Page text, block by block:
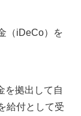
（iDeCo）を
を拠出して自
給付として受